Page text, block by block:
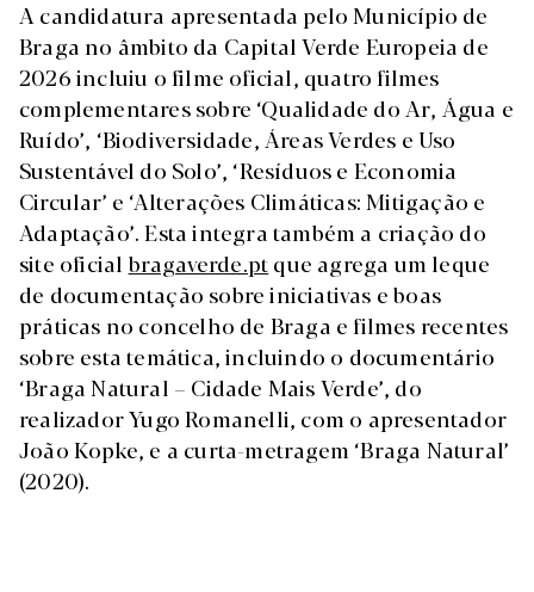
A candidatura apresentada pelo Município de
Braga no âmbito da Capital Verde Europeia de
2026 incluiu o filme oficial, quatro filmes
complementares sobre ‘Qualidade do Ar, Água e
Ruído’, ‘Biodiversidade, Áreas Verdes e Uso
Sustentável do Solo’, ‘Resíduos e Economia
Circular’ e ‘Alterações Climáticas: Mitigação e
Adaptação’. Esta integra também a criação do
site oficial bragaverde.ptque agrega um leque
de documentação sobre iniciativas e boas
práticas no concelho de Braga e filmes recentes
sobre esta temática, incluindo o documentário
‘Braga Natural – Cidade Mais Verde’, do
realizador Yugo Romanelli, com o apresentador
João Kopke, e a curta-metragem ‘Braga Natural’
(2020).